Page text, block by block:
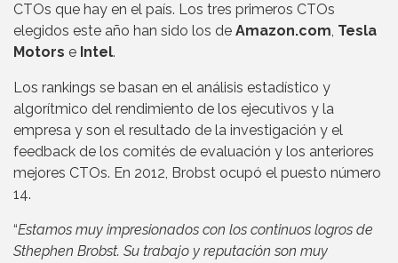
CTOs que hay en el país. Los tres primeros CTOs
elegidos este año han sido los de Amazon.com, Tesla
Motors e Intel.
Los rankings se basan en el análisis estadístico y
algorítmico del rendimiento de los ejecutivos y la
empresa y son el resultado de la investigación y el
feedback de los comités de evaluación y los anteriores
mejores CTOs. En 2012, Brobst ocupó el puesto número
14.
“Estamos muy impresionados con los continuos logros de
Sthephen Brobst. Su trabajo y reputación son muy